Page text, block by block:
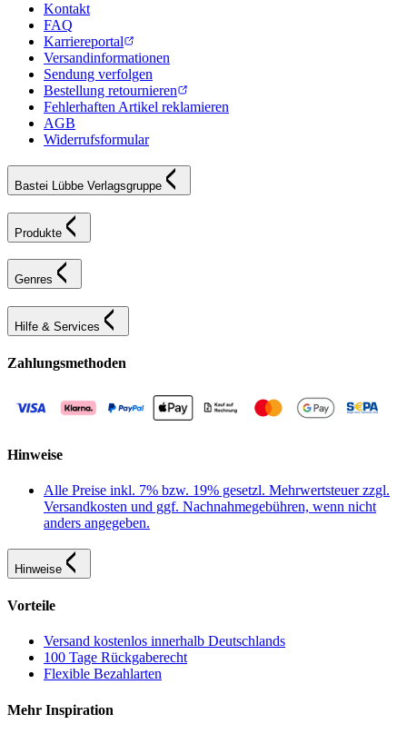
Kontakt
FAQ
Karriereportal
Versandinformationen
Sendung verfolgen
Bestellung retournieren
Fehlerhaften Artikel reklamieren
AGB
Widerrufsformular
Bastei Lübbe Verlagsgruppe
Produkte
Genres
Hilfe & Services
Zahlungsmethoden
Hinweise
Alle Preise inkl. 7% bzw. 19% gesetzl. Mehrwertsteuer zzgl.
Versandkosten und ggf. Nachnahmegebühren, wenn nicht
anders angegeben.
Hinweise
Vorteile
Versand kostenlos innerhalb Deutschlands
100 Tage Rückgaberecht
Flexible Bezahlarten
Mehr Inspiration